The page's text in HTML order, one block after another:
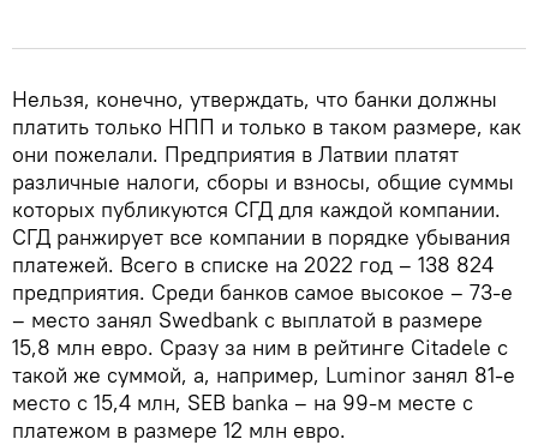
Нельзя, конечно, утверждать, что банки должны
платить только НПП и только в таком размере, как
они пожелали. Предприятия в Латвии платят
различные налоги, сборы и взносы, общие суммы
которых публикуются СГД для каждой компании.
СГД ранжирует все компании в порядке убывания
платежей. Всего в списке на 2022 год – 138 824
предприятия. Среди банков самое высокое – 73-е
– место занял Swedbank с выплатой в размере
15,8 млн евро. Сразу за ним в рейтинге Citadele с
такой же суммой, а, например, Luminor занял 81-е
место с 15,4 млн, SEB banka – на 99-м месте с
платежом в размере 12 млн евро.